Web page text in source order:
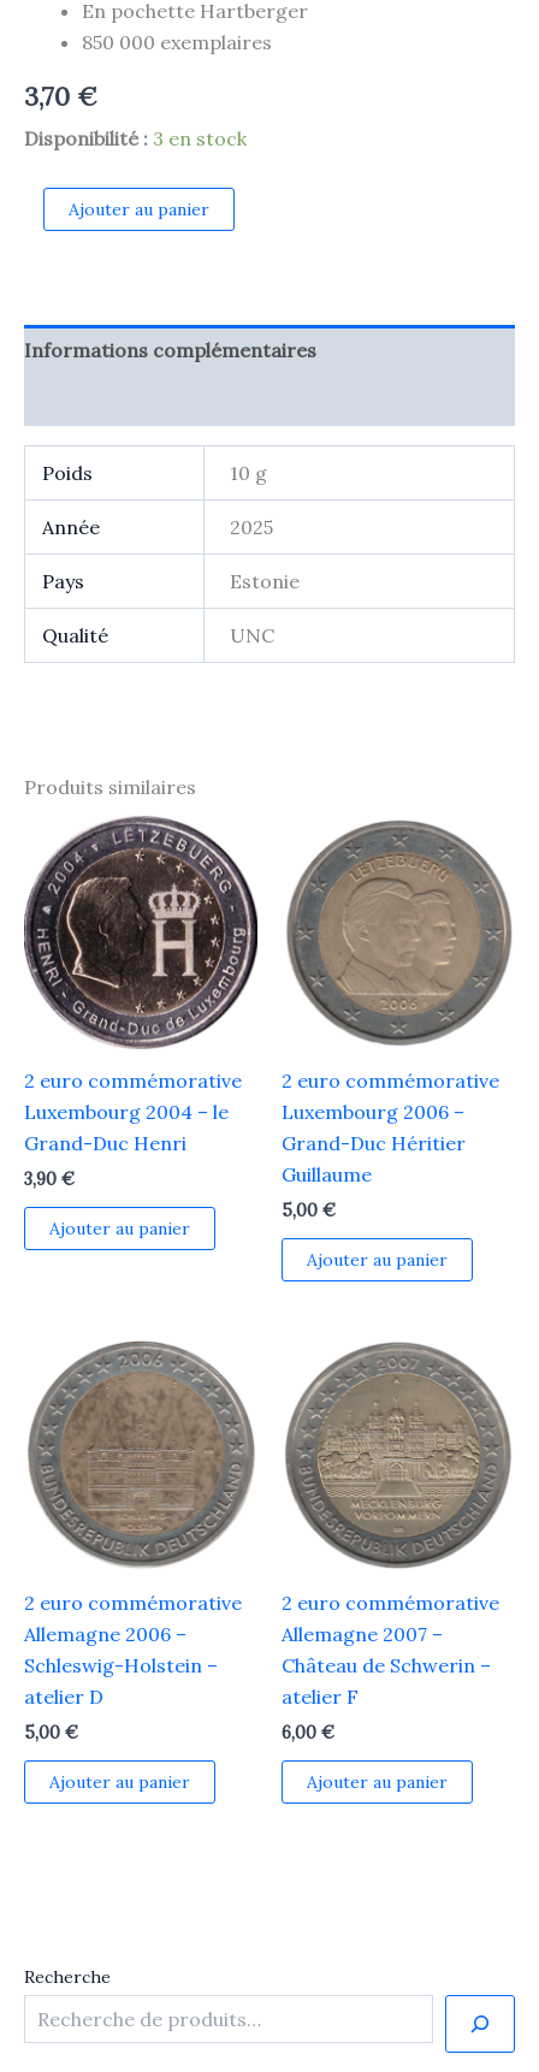
En pochette Hartberger
850 000 exemplaires
3,70 €
Disponibilité : 3 en stock
quantité
2025
Ajouter au panier
Informations complémentaires
Poids 10 g
Année 2025
Pays Estonie
Qualité UNC
Produits similaires
2 euro commémorative
Luxembourg 2004 – le
Grand-Duc Henri
3,90 €
Ajouter au panier
2 euro commémorative
Luxembourg 2006 –
Grand-Duc Héritier
Guillaume
5,00 €
Ajouter au panier
2 euro commémorative
Allemagne 2006 –
Schleswig-Holstein –
atelier D
5,00 €
Ajouter au panier
2 euro commémorative
Allemagne 2007 –
Château de Schwerin –
atelier F
6,00 €
Ajouter au panier
Recherche